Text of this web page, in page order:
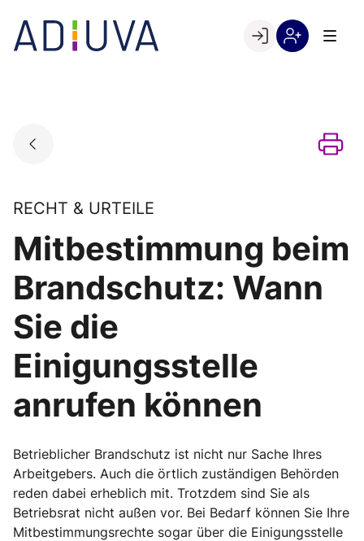
content
Go to landing page.
RECHT & URTEILE
Mitbestimmung beim
Brandschutz: Wann
Sie die
Einigungsstelle
anrufen können
Betrieblicher Brandschutz ist nicht nur Sache Ihres
Arbeitgebers. Auch die örtlich zuständigen Behörden
reden dabei erheblich mit. Trotzdem sind Sie als
Betriebsrat nicht außen vor. Bei Bedarf können Sie Ihre
Mitbestimmungsrechte sogar über die Einigungsstelle